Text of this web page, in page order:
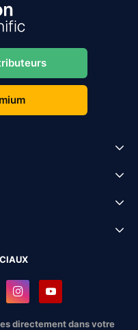
directement dans votre